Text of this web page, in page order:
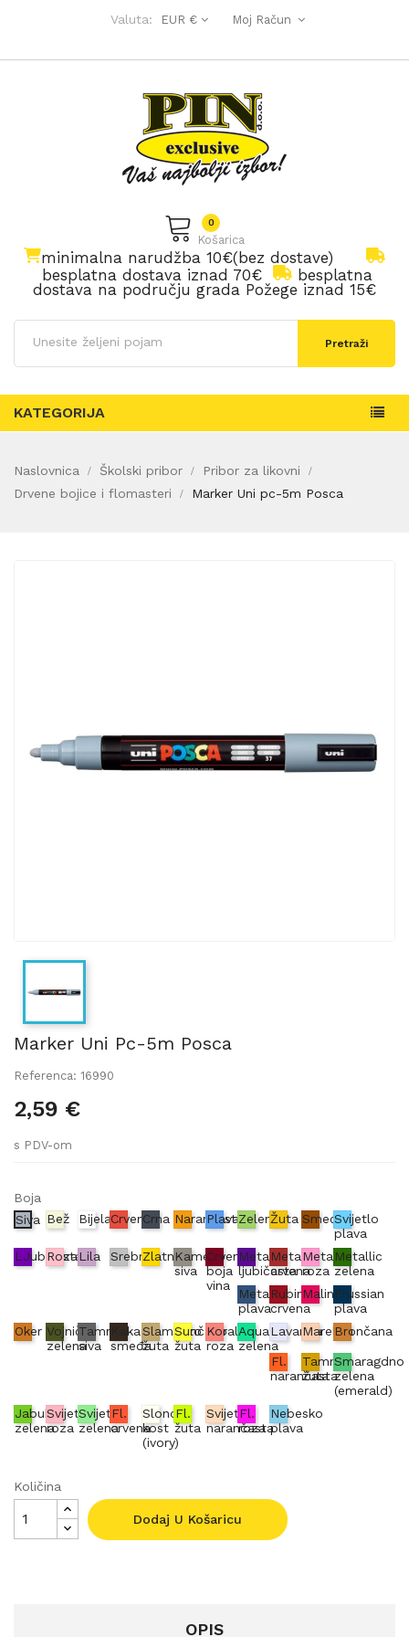
Valuta: EUR € Moj Račun
Košarica
0
minimalna narudžba 10€(bez dostave)
besplatna dostava iznad 70€
besplatna
dostava na području grada Požege iznad 15€
Pretraži
KATEGORIJA
Naslovnica Školski pribor
Pribor za likovni
Drvene bojice i flomasteri
Marker Uni pc-5m Posca
Marker Uni Pc-5m Posca
Referenca: 16990
2,59 €
s PDV-om
Boja
Siva Bež BijelaCrvenaCrna Narančasta
PlavaZelenaŽuta SmeđaSvijetlo
plava
LJubičasta
RozaLila SrebrnaZlatnaKameno
siva
Crvena
boja
vina
Metallic
ljubičasta
Metallic
crvena
Metallic
roza
Metallic
zelena
Metallic
plava
Rubin
crvena
MalinaPrussian
plava
Oker Vojnički
zelena
Tamno
siva
Kakao
smeđa
Slamnato
žuta
Sunčano
žuta
Koraljno
roza
Aqua
zelena
LavandaMarelicaBrončana
Fl.
narančasta
Tamno
žuta
Smaragdno
zelena
(emerald)
Jabuka
zelena
Svijetlo
roza
Svijetlo
zelena
Fl.
crvena
Slonova
kost
(ivory)
Fl.
žuta
Svijetlo
narančasta
Fl.
roza
Nebesko
plava
Količina
Dodaj U Košaricu
OPIS